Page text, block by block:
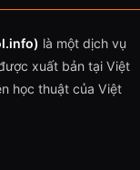
là một dịch vụ
xuất bản tại Việt
học thuật của Việt